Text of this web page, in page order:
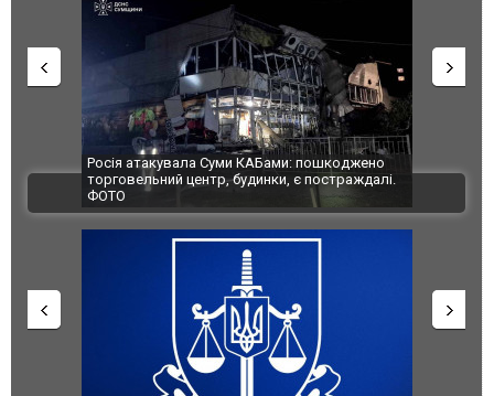
Українські надзвичайники врятували козуленя
під час ліквідації масштабної лісової пожежі у
Франції
СБУ за
Болгарії
ВІДЕО